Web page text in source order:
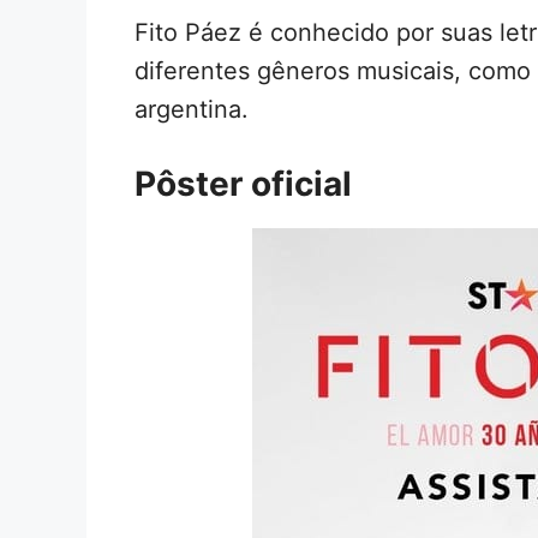
Fito Páez é conhecido por suas
diferentes gêneros musicais,
argentina.
Pôster oficial